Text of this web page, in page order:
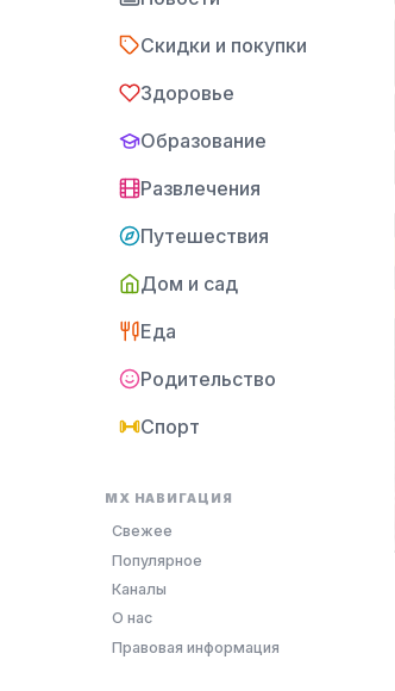
Скидки и покупки
Здоровье
Образование
Развлечения
Путешествия
Дом и сад
Еда
Родительство
Спорт
MX НАВИГАЦИЯ
Свежее
Популярное
Каналы
О нас
Правовая информация